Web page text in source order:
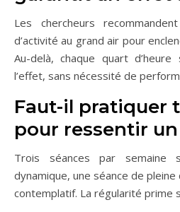
Les chercheurs
d’activité au grand air pour
Au-delà, chaque quart d’heure
l’effet, sans nécessité de
Faut-il pratiquer
pour ressentir
Trois séances par semaine
dynamique, une séance de
contemplatif. La régularité prime